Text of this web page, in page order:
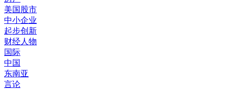
美国股市
中小企业
起步创新
财经人物
国际
中国
东南亚
言论